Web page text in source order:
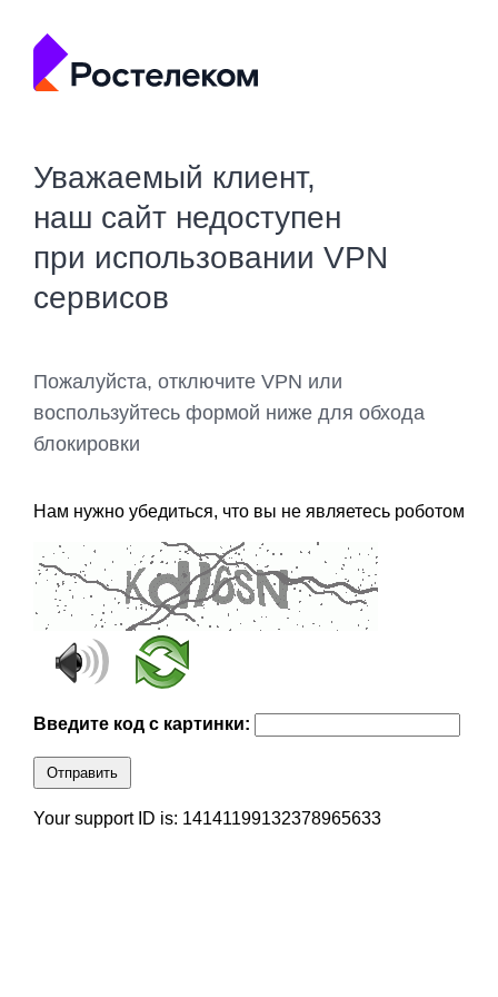
Уважаемый клиент,
наш сайт недоступен
при использовании VPN
сервисов
Пожалуйста, отключите VPN или
воспользуйтесь формой ниже для обхода
блокировки
Нам нужно убедиться, что вы не являетесь роботом
Введите код с картинки:
Отправить
Your support ID is: 14141199132378965633